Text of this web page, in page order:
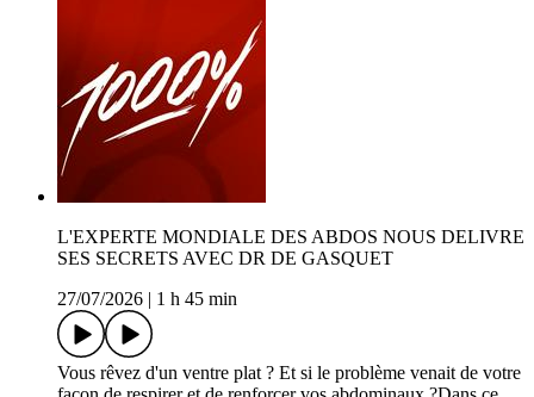
L'EXPERTE MONDIALE DES ABDOS NOUS DELIVRE
SES SECRETS AVEC DR DE GASQUET
27/07/2026
1 h 45 min
Vous rêvez d'un ventre plat ? Et si le problème venait de votre